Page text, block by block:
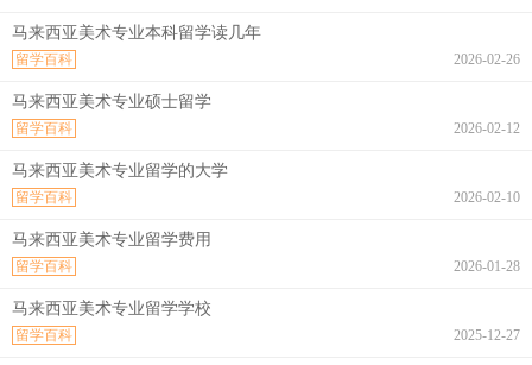
马来西亚美术专业本科留学读几年
2026-02-26
留学百科
马来西亚美术专业硕士留学
2026-02-12
留学百科
马来西亚美术专业留学的大学
2026-02-10
留学百科
马来西亚美术专业留学费用
2026-01-28
留学百科
马来西亚美术专业留学学校
2025-12-27
留学百科